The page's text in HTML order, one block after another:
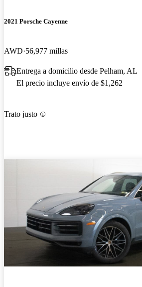
2021 Porsche Cayenne
AWD 56,977 millas
Entrega a domicilio desde Pelham, AL
El precio incluye envío de $1,262
Trato justo